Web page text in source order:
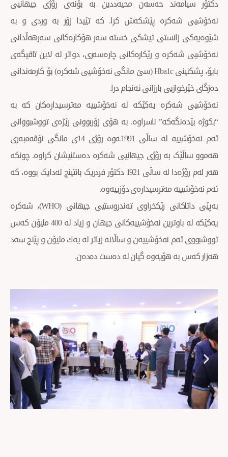
حەسەن محیەددین بە بۆنەی رۆژی جیهانیی
پێشكەش كرا. كە تێیدا زۆر بە وردی و بە
تیشكی خستە سەر هۆكارەكانی سەرهەڵدانی
و رێكارەكانی چارەسەری، دواتر لە لاین تاقیگەی
بایۆ، پشکنینی Hba1c (سێ مانگی نەخۆشیی شەكرە) بۆ كارمەندانی
بارزانی ئەنجام درا.
یەکێکە لە نەخۆشییە مەترسیدارەکان کە بە
ناسراوە. بە هۆی زۆربوونی رێژەی تووشبووانی
ئەم نەخۆشییە لە ساڵی 1991ـەوە رۆژی 14ی مانگی نۆڤەمبەری
بە رۆژی جیهانیی شەکرە دەستنیشان كراوە. چونکە
هەر لەم رۆژەدا لە ساڵی 1921 دکتۆر فردریک بانتینج لەدایک بووە، کە
مەترسیدارەی دۆزییەوە.
بەپێی داتاکانی رێكخراوی تەندروستیی جیهانی (WHO)، شەکرە
یەکێکە لە باوترین نەخۆشییەکانی جیهان و زیاد لە 400 ملیۆن کەس
نەخۆشییەن و ساڵانە زیاتر لە یەك ملیۆن و پێنج سەد
هۆیەوە گیان لە دەست دەدەن.